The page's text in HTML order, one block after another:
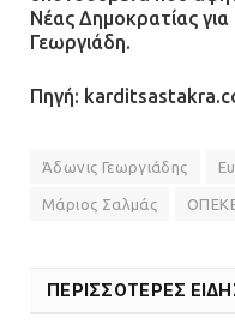
09.07.2026 |
08.07.2026 |
Α.Τ.
Νέας Δημοκρατίας
Γεωργιάδη.
Πηγή:
Άδωνις Γεωργιάδης
Μάριος Σαλμάς
ΠΕΡΙΣΣΟΤΕΡΕΣ